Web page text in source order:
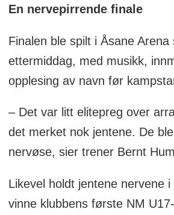
En nervepirrende finale
Finalen ble spilt i Åsane Arena
ettermiddag, med musikk,
opplesing av navn før
– Det var litt elitepreg over
det merket nok jentene. De
nervøse, sier trener Bernt
Likevel holdt jentene nervene
vinne klubbens første NM